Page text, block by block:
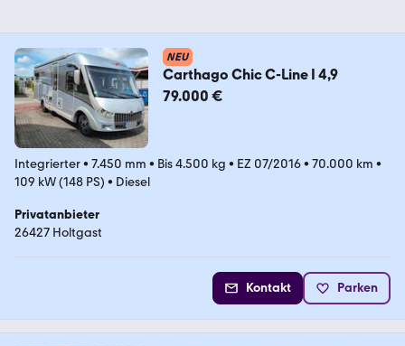
NEU
Carthago Chic C-Line I 4,9
79.000 €
Integrierter• 7.450 mm • Bis 4.500 kg • EZ 07/2016• 70.000 km •
109 kW (148 PS) • Diesel
Privatanbieter
26427 Holtgast
Kontakt Parken